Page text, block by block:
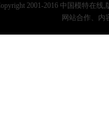
2001-2016 中国模特在线
网站合作、内